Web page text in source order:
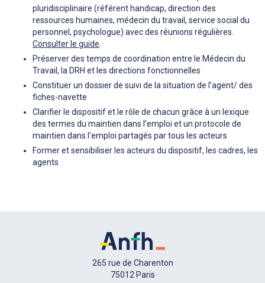
pluridisciplinaire (référent handicap, direction des
ressources humaines, médecin du travail, service social du
personnel, psychologue) avec des réunions régulières.
Consulter le guide.
Préserver des temps de coordination entre le Médecin du
Travail, la DRH et les directions fonctionnelles
Constituer un dossier de suivi de la situation de l’agent/ des
fiches-navette
Clarifier le dispositif et le rôle de chacun grâce à un lexique
des termes du maintien dans l’emploi et un protocole de
maintien dans l’emploi partagés par tous les acteurs
Former et sensibiliser les acteurs du dispositif, les cadres, les
agents
265 rue de Charenton
75012 Paris